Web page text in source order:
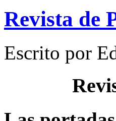
Revista de
Escrito por